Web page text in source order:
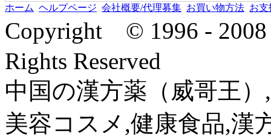
ホーム ヘルプページ 会社概要/代理募集 お買い物方法 お支
Copyright © 1996 -
Rights Reserved
中国の漢方薬（威哥王
美容コスメ,健康食品,漢